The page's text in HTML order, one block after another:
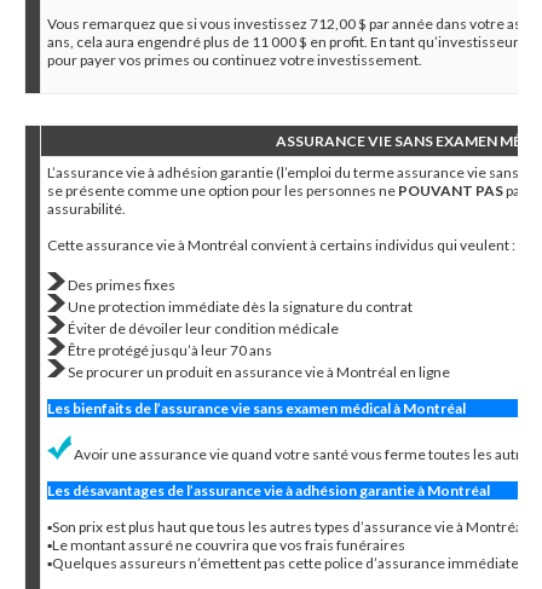
Vous remarquez que si vous investissez 712,00 $ par année dans votre
ans, cela aura engendré plus de 11 000 $ en profit. En tant qu’investisseur,
pour payer vos primes ou continuez votre investissement.
ASSURANCE VIE SANS EXAMEN
L’assurance vie à adhésion garantie (l’emploi du terme assurance vie sans
se présente comme une option pour les personnes ne POUVANT PAS
assurabilité.
Cette assurance vie à Montréal convient à certains individus qui veulent :
Des primes fixes
Une protection immédiate dès la signature du contrat
Éviter de dévoiler leur condition médicale
Être protégé jusqu’à leur 70 ans
Se procurer un produit en assurance vie à Montréal en ligne
Les bienfaits de l’assurance vie sans examen médical à Montréal
Avoir une assurance vie quand votre santé vous ferme toutes les autres
Les désavantages de l’assurance vie à adhésion garantie à Montréal
▪Son prix est plus haut que tous les autres types d’assurance vie à Montréal
▪Le montant assuré ne couvrira que vos frais funéraires
▪Quelques assureurs n’émettent pas cette police d’assurance